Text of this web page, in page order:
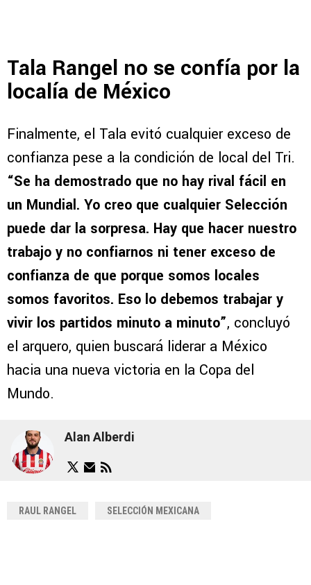
Tala Rangel no se confía por la
localía de México
Finalmente, el Tala evitó cualquier exceso de
confianza pese a la condición de local del Tri.
“Se ha demostrado que no hay rival fácil en
un Mundial. Yo creo que cualquier Selección
puede dar la sorpresa. Hay que hacer nuestro
trabajo y no confiarnos ni tener exceso de
confianza de que porque somos locales
somos favoritos. Eso lo debemos trabajar y
vivir los partidos minuto a minuto”, concluyó
el arquero, quien buscará liderar a México
hacia una nueva victoria en la Copa del
Mundo.
Alan Alberdi
RAUL RANGEL SELECCIÓN MEXICANA